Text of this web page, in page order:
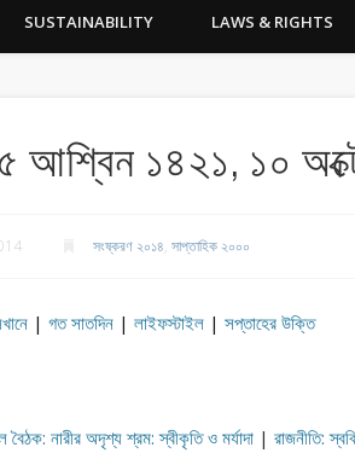
SUSTAINABILITY LAWS & RIGHTS
আশ্বিন ১৪২১, ১০
সংষ্করণ ২০১৪, সাপ্তাহিক ২০০০
| গত সাতদিন| লাইফস্টাইল| সপ্তাহের উক্তি
বৈঠক: নারীর অদৃশ্য শ্রম: স্বীকৃতি ও মর্যাদা| রাজনীতি: